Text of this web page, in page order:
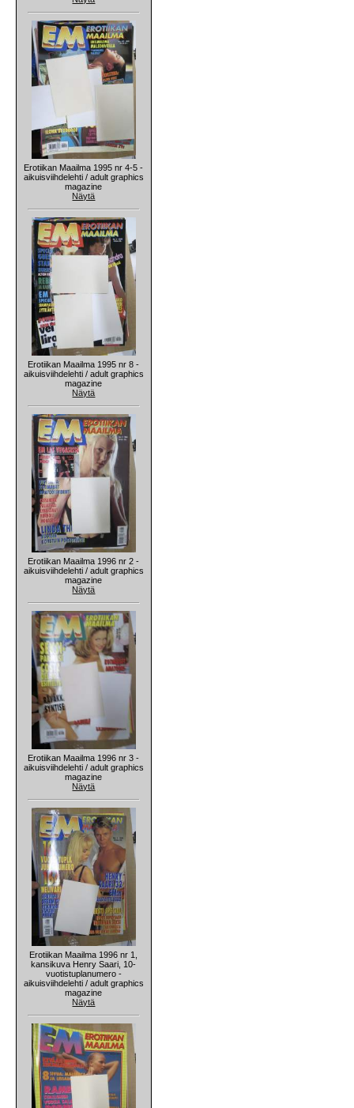
Erotiikan Maailma 1995 nr 4-5 -
aikuisviihdelehti / adult graphics
magazine
Näytä
Erotiikan Maailma 1995 nr 8 -
aikuisviihdelehti / adult graphics
magazine
Näytä
Erotiikan Maailma 1996 nr 2 -
aikuisviihdelehti / adult graphics
magazine
Näytä
Erotiikan Maailma 1996 nr 3 -
aikuisviihdelehti / adult graphics
magazine
Näytä
Erotiikan Maailma 1996 nr 1,
kansikuva Henry Saari, 10-
vuotistuplanumero -
aikuisviihdelehti / adult graphics
magazine
Näytä